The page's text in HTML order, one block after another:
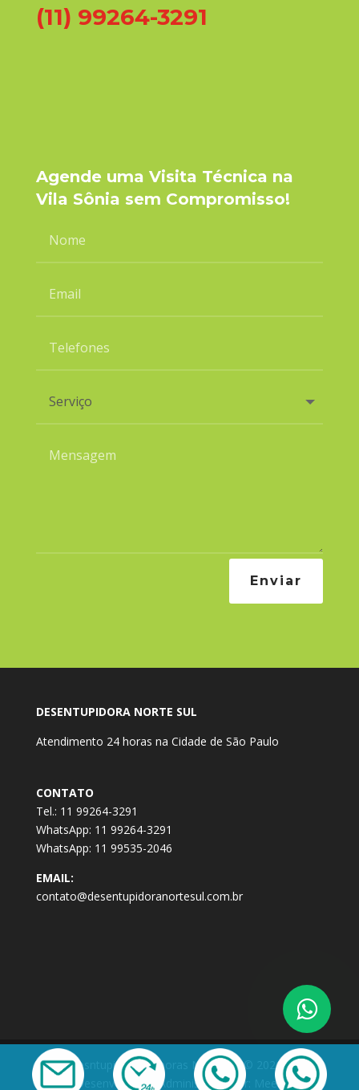
(11) 99264-3291
Agende uma Visita Técnica na
Vila Sônia sem Compromisso!
Enviar
DESENTUPIDORA NORTE SUL
Atendimento 24 horas na Cidade de São Paulo
CONTATO
Tel.: 11 99264-3291
WhatsApp: 11 99264-3291
WhatsApp: 11 99535-2046
EMAIL:
contato@desentupidoranortesul.com.br
Desntupidora 24 horas Norte Sul © 2021 -
Desenvolvido e Administrado por: Meeb